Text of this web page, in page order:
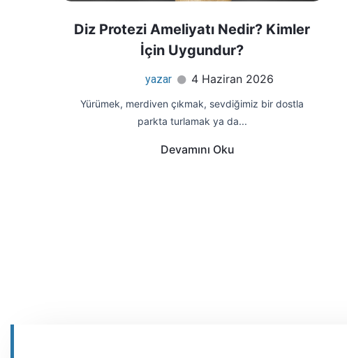
Diz Protezi Ameliyatı Nedir? Kimler
İçin Uygundur?
yazar 4 Haziran 2026
Yürümek, merdiven çıkmak, sevdiğimiz bir dostla
parkta turlamak ya da...
Devamını Oku